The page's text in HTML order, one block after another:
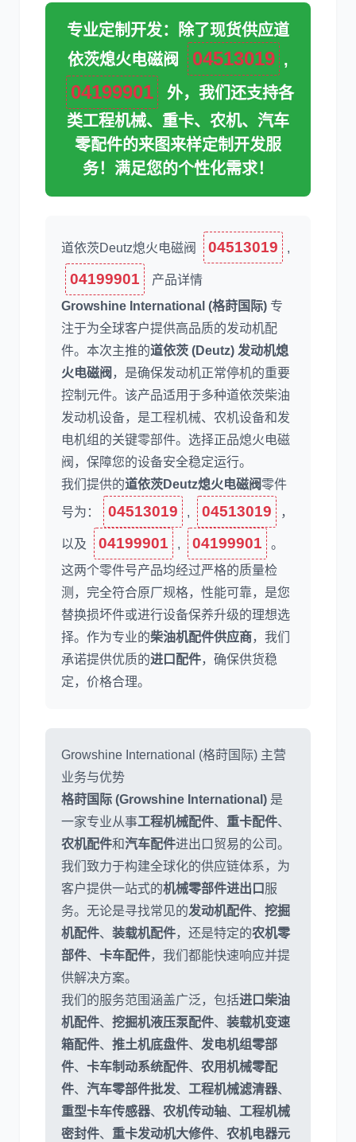
约翰迪尔 徐工
利勃海尔 凯斯
潍柴 川崎
尼桑 依维柯
专业定制开发：
除了现货供应道
依茨熄火电磁阀
04513019 ,
04199901
外，我们还支持各
类工程机械、重卡、农机、汽车
零配件的来图来样定制开发服
务！满足您的个性化需求！
道依茨Deutz熄火电磁阀 04513019 ,
04199901
产品详情
Growshine International (格莳国际) 专
注于为全球客户提供高品质的发动机配
件。本次主推的道依茨 (Deutz) 发动机熄
火电磁阀 ，是确保发动机正常停机的重要
控制元件。该产品适用于多种道依茨柴油
发动机设备，是工程机械、农机设备和发
电机组的关键零部件。选择正品熄火电磁
阀，保障您的设备安全稳定运行。
我们提供的道依茨Deutz熄火电磁阀零件
号为： 04513019 , 04513019 ，
以及 04199901 , 04199901
。
这两个零件号产品均经过严格的质量检
测，完全符合原厂规格，性能可靠，是您
替换损坏件或进行设备保养升级的理想选
择。作为专业的柴油机配件供应商，我们
承诺提供优质的进口配件，确保供货稳
定，价格合理。
Growshine International (格莳国际) 主营
业务与优势
格莳国际 (Growshine International) 是
一家专业从事工程机械配件、 重卡配件、
农机配件和汽车配件进出口贸易的公司。
我们致力于构建全球化的供应链体系，为
客户提供一站式的机械零部件进出口 服
务。无论是寻找常见的发动机配件、 挖掘
机配件、 装载机配件，还是特定的农机零
部件、 卡车配件，我们都能快速响应并提
供解决方案。
我们的服务范围涵盖广泛，包括进口柴油
机配件、 挖掘机液压泵配件、 装载机变速
箱配件、 推土机底盘件、 发电机组零部
件、 卡车制动系统配件、 农用机械零配
件、 汽车零部件批发、 工程机械滤清器、
重型卡车传感器、 农机传动轴、 工程机械
密封件、 重卡发动机大修件、 农机电器元